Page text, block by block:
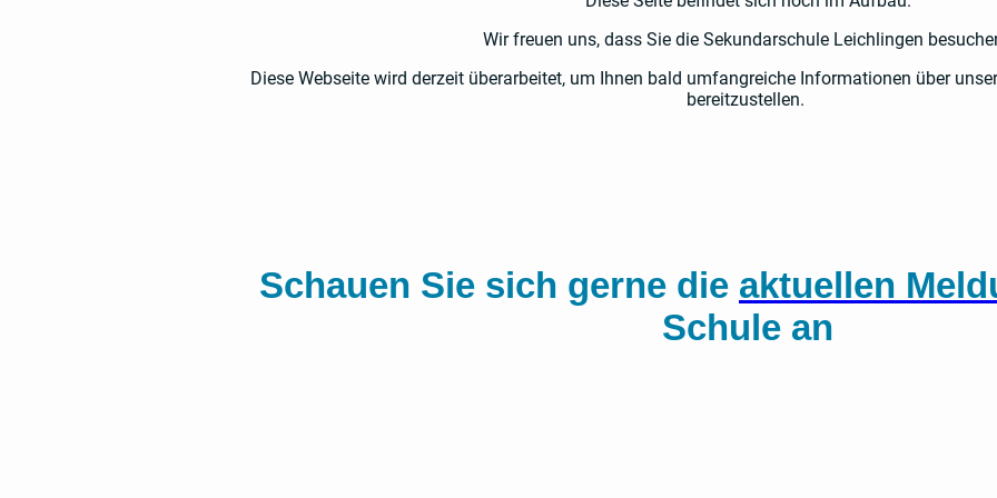
Wir freuen uns, dass Sie die Sekundarschule Leichlingen
Diese Webseite wird derzeit überarbeitet, um Ihnen bald umfangreiche Informationen über
bereitzustellen.
Schauen Sie sich gerne die aktuellen
Schule an